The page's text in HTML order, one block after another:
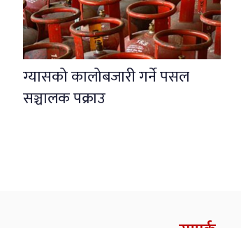
ग्यासको कालोबजारी गर्ने पसल
सञ्चालक पक्राउ